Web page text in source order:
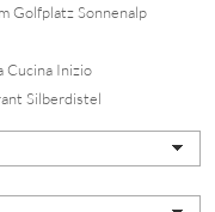
Golfplatz Sonnenalp
Cucina Inizio
Silberdistel